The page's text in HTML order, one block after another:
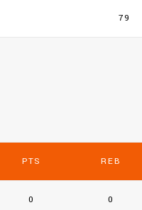
79
PTS REB
0 0